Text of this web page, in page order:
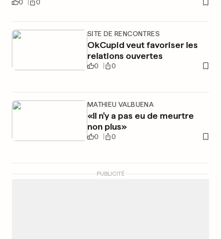
0 0
SITE DE RENCONTRES
OkCupid veut favoriser les
relations ouvertes
0 0
MATHIEU VALBUENA
«Il n'y a pas eu de meurtre
non plus»
0 0
PUBLICITÉ